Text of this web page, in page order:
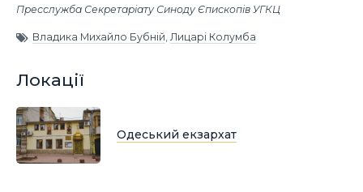
Пресслужба Секретаріату Синоду Єпископів УГКЦ
Владика Михайло Бубній, Лицарі Колумба
Локації
Одеський екзархат